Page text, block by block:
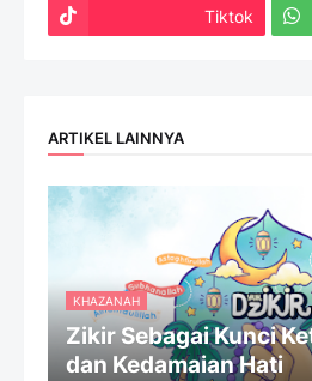
Tiktok
ARTIKEL LAINNYA
KHAZANAH
Zikir Sebagai Kunci
dan Kedamaian Hati